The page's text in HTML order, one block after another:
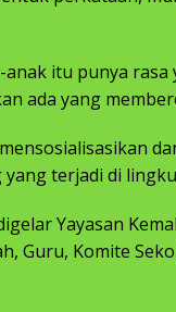
itu punya
ada yang
terjadi di
Yayasan
Guru, Komite